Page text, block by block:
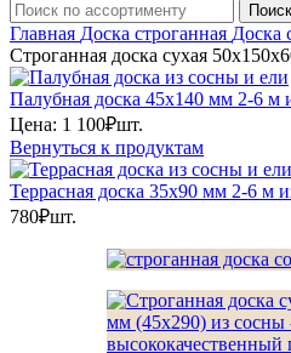
Поиск
Главная Доска строганная Доска
Строганная доска сухая
Палубная доска 45х140 мм 2-6 м
Цена: 1 100₽шт.
Вернуться к продуктам
Террасная доска 35х90 мм 2-6 м
780₽шт.